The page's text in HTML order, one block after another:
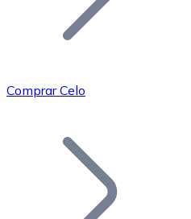
Bitcoin
Comprar Celo